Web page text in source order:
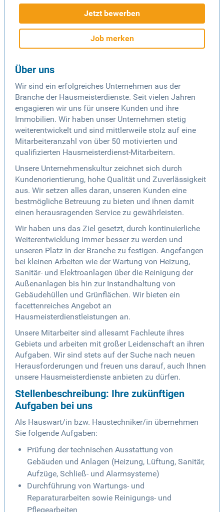
Jetzt bewerben
Job merken
Über uns
Wir sind ein erfolgreiches Unternehmen aus der
Branche der Hausmeisterdienste. Seit vielen Jahren
engagieren wir uns für unsere Kunden und ihre
Immobilien. Wir haben unser Unternehmen stetig
weiterentwickelt und sind mittlerweile stolz auf eine
Mitarbeiteranzahl von über 50 motivierten und
qualifizierten Hausmeisterdienst-Mitarbeitern.
Unsere Unternehmenskultur zeichnet sich durch
Kundenorientierung, hohe Qualität und Zuverlässigkeit
aus. Wir setzen alles daran, unseren Kunden eine
bestmögliche Betreuung zu bieten und ihnen damit
einen herausragenden Service zu gewährleisten.
Wir haben uns das Ziel gesetzt, durch kontinuierliche
Weiterentwicklung immer besser zu werden und
unseren Platz in der Branche zu festigen. Angefangen
bei kleinen Arbeiten wie der Wartung von Heizung,
Sanitär- und Elektroanlagen über die Reinigung der
Außenanlagen bis hin zur Instandhaltung von
Gebäudehüllen und Grünflächen. Wir bieten ein
facettenreiches Angebot an
Hausmeisterdienstleistungen an.
Unsere Mitarbeiter sind allesamt Fachleute ihres
Gebiets und arbeiten mit großer Leidenschaft an ihren
Aufgaben. Wir sind stets auf der Suche nach neuen
Herausforderungen und freuen uns darauf, auch Ihnen
unsere Hausmeisterdienste anbieten zu dürfen.
Stellenbeschreibung: Ihre zukünftigen
Aufgaben bei uns
Als Hauswart/in bzw. Haustechniker/in übernehmen
Sie folgende Aufgaben:
Prüfung der technischen Ausstattung von
Gebäuden und Anlagen (Heizung, Lüftung, Sanitär,
Aufzüge, Schließ- und Alarmsysteme)
Durchführung von Wartungs- und
Reparaturarbeiten sowie Reinigungs- und
Pflegearbeiten